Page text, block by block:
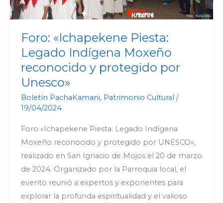
Foro: «Ichapekene Piesta:
Legado Indígena Moxeño
reconocido y protegido por
Unesco»
Boletín PachaKamani, Patrimonio Cultural /
19/04/2024
Foro «Ichapekene Piesta: Legado Indígena
Moxeño reconocido y protegido por UNESCO»,
realizado en San Ignacio de Mojos el 20 de marzo
de 2024. Organizado por la Parroquia local, el
evento reunió a expertos y exponentes para
explorar la profunda espiritualidad y el valioso
y
protegido
por